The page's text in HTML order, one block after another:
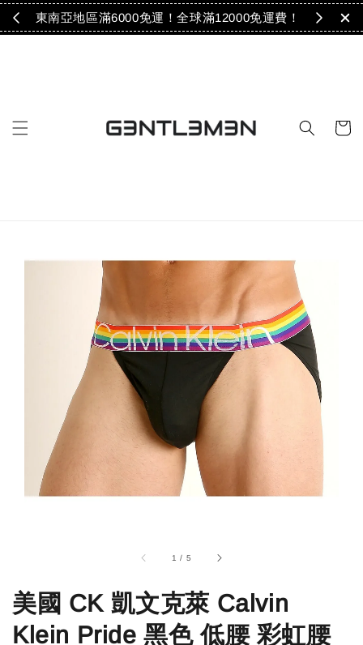
！ 東南亞地區滿6000免運！全球滿12000免運費！
1 / 5
美國 CK 凱文克萊 Calvin
Klein Pride 黑色 低腰 彩虹腰